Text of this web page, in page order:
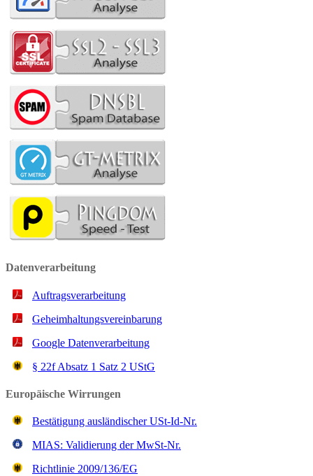
Datenverarbeitung
Auftragsverarbeitung
Geheimhaltungsvereinbarung
Google Datenverarbeitung
§ 22f Ab­satz 1 Satz 2 UStG
Europäische Wirrungen
Bestätigung ausländischer USt-Id-Nr.
MIAS: Validierung der MwSt-Nr.
Richtlinie 2009/136/EG